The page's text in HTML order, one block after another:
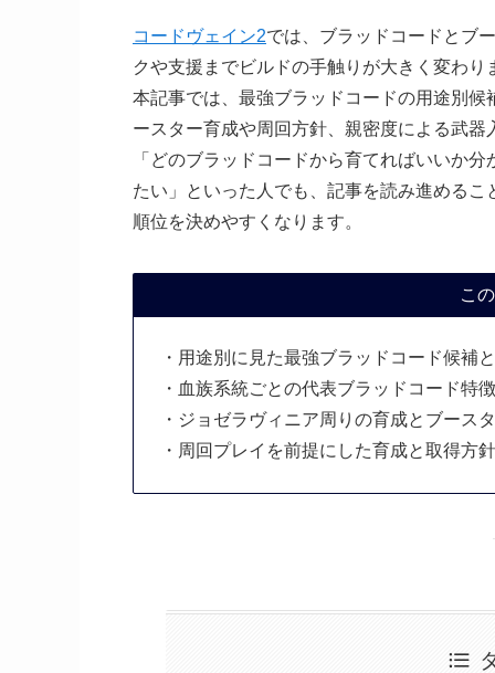
コードヴェイン2では、ブラッドコードとブ
クや支援までビルドの手触りが大きく変わり
本記事では、最強ブラッドコードの用途別
ースター育成や周回方針、親密度による武
「どのブラッドコードから育てればいいか
たい」といった人でも、記事を読み進める
順位を決めやすくなります。
こ
・用途別に見た最強ブラッドコード候補
・血族系統ごとの代表ブラッドコード特徴
・ジョゼラヴィニア周りの育成とブース
・周回プレイを前提にした育成と取得方針